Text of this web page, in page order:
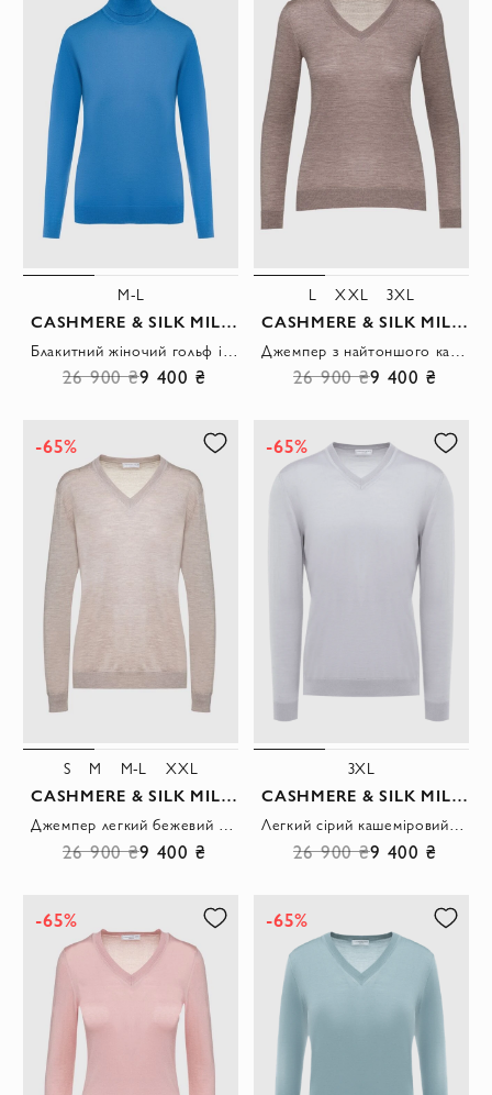
M-L
CASHMERE & SILK MILANO
26 900 ₴9 400 ₴
L XXL 3XL
CASHMERE & SILK MILANO
26 900 ₴9 400 ₴
-65%
S M M-L XXL
CASHMERE & SILK MILANO
26 900 ₴9 400 ₴
-65%
3XL
CASHMERE & SILK MILANO
26 900 ₴9 400 ₴
-65% -65%